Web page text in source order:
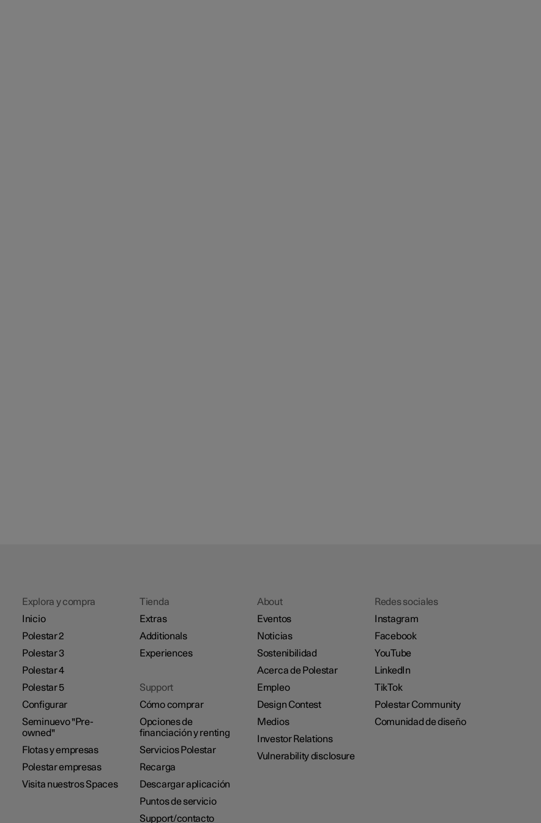
Explora y compra
Inicio
Polestar 2
Polestar 3
Polestar 4
Polestar 5
Configurar
Seminuevo "Pre-
owned"
Flotas y empresas
Polestar empresas
Visita nuestros Spaces
Tienda
Extras
Additionals
Experiences
Support
Cómo comprar
Opciones de
financiación y renting
Servicios Polestar
Recarga
Descargar aplicación
Puntos de servicio
Support/contacto
About
Eventos
Noticias
Sostenibilidad
Acerca de Polestar
Empleo
Design Contest
Medios
Investor Relations
Vulnerability disclosure
Redes sociales
Instagram
Facebook
YouTube
LinkedIn
TikTok
Polestar Community
Comunidad de diseño